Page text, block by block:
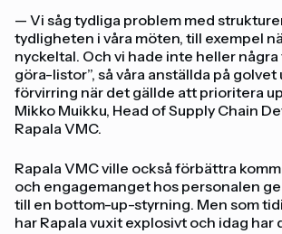
— Vi såg tydliga problem med
tydligheten i våra möten, till exempel
nyckeltal. Och vi hade inte heller några
göra-listor”, så våra anställda på
förvirring när det gällde att prioritera
Mikko Muikku, Head of Supply Chain
Rapala VMC.
Rapala VMC ville också förbättra
och engagemanget hos personalen
till en bottom-up-styrning. Men som
har Rapala vuxit explosivt och idag har